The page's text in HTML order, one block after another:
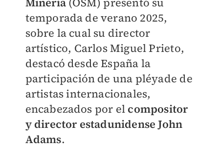
temporada de verano 2025,
sobre la cual su director
artístico, Carlos Miguel Prieto,
destacó desde España la
participación de una pléyade de
artistas internacionales,
encabezados por el compositor
y director estadunidense John
Adams.